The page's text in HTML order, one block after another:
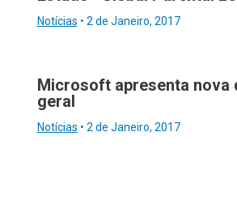
Notícias • 2 de Janeiro, 2017
Microsoft apresenta nova
geral
Notícias • 2 de Janeiro, 2017